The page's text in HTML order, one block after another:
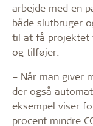
arbejde med en
både slutbruger
til at få projektet
og tilføjer:
– Når man giver
der også
eksempel viser
procent mindre